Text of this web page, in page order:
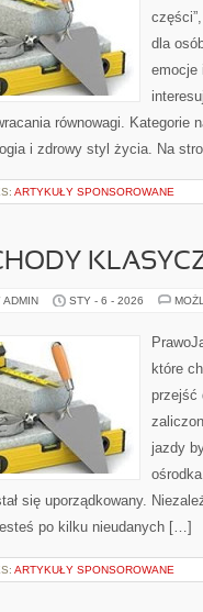
dla
emocje
równowagi. Kategorie
i zdrowy styl życia. Na
ARTYKUŁY SPONSOROWANE
ADMIN STY - 6 - 2026
które
przejść
jazdy
się uporządkowany.
po kilku nieudanych […]
ARTYKUŁY SPONSOROWANE